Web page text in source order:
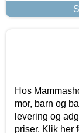
Hos
mor, barn og
levering og
priser. Klik her